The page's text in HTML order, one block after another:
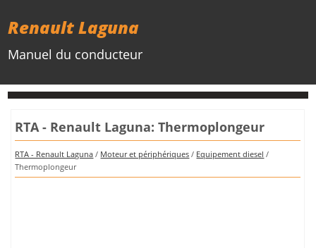
Renault Laguna
Manuel du conducteur
RTA - Renault Laguna: Thermoplongeur
RTA - Renault Laguna / Moteur et périphériques / Equipement diesel /
Thermoplongeur